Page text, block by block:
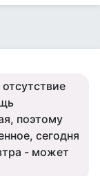
поэтому
сегодня
- может